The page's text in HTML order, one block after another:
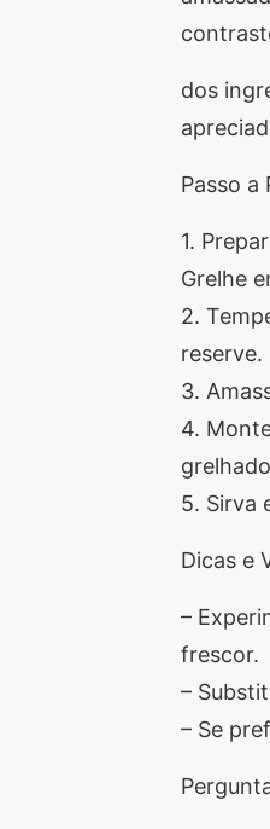
dos
Passo a
1.
Grelhe
2.
reserve.
3.
4.
5. Sirva
Dicas e
–
frescor.
–
– Se